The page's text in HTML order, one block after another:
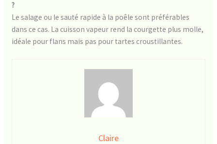
?
Le salage ou le sauté rapide à la poêle sont préférables
dans ce cas. La cuisson vapeur rend la courgette plus molle,
idéale pour flans mais pas pour tartes croustillantes.
Claire